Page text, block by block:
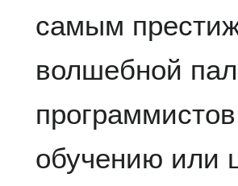
самым
волшебной
обучению или